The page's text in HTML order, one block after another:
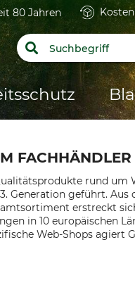
80 Jahren
rund
Generation geführt.
erstreckt
in 10
Web-Shops agiert